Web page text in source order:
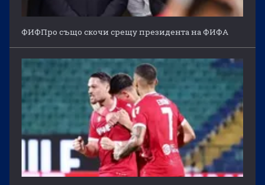
ФИФПро също скочи срещу президента на ФИФА